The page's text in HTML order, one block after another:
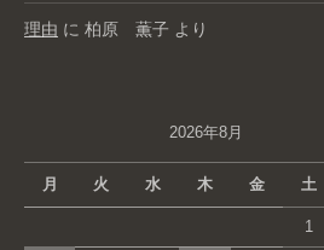
理由 に 柏原 薫子 より
2026年8月
月 火 水 木 金 土
1